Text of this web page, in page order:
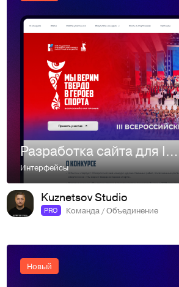
Разработка сайта для III Всероссийской премии «Мы твёрдо ве…
Интерфейсы
Kuznetsov Studio
PRO Команда / Объединение
Новый